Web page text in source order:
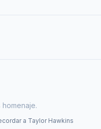
a Taylor Hawkins